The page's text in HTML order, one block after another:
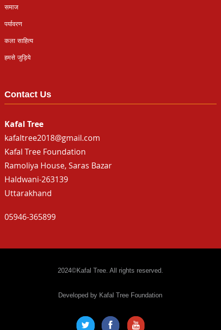
समाज
पर्यावरण
कला साहित्य
हमसे जुड़िये
Contact Us
Kafal Tree
kafaltree2018@gmail.com
Kafal Tree Foundation
Ramoliya House, Saras Bazar
Haldwani-263139
Uttarakhand
05946-365899
2024©Kafal Tree. All rights reserved.
Developed by Kafal Tree Foundation